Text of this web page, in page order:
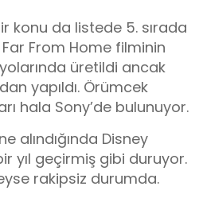
konu da listede 5. sırada
From Home filminin
üretildi ancak
yapıldı. Örümcek
hala Sony’de bulunuyor.
alındığında Disney
yıl geçirmiş gibi duruyor.
rakipsiz durumda.